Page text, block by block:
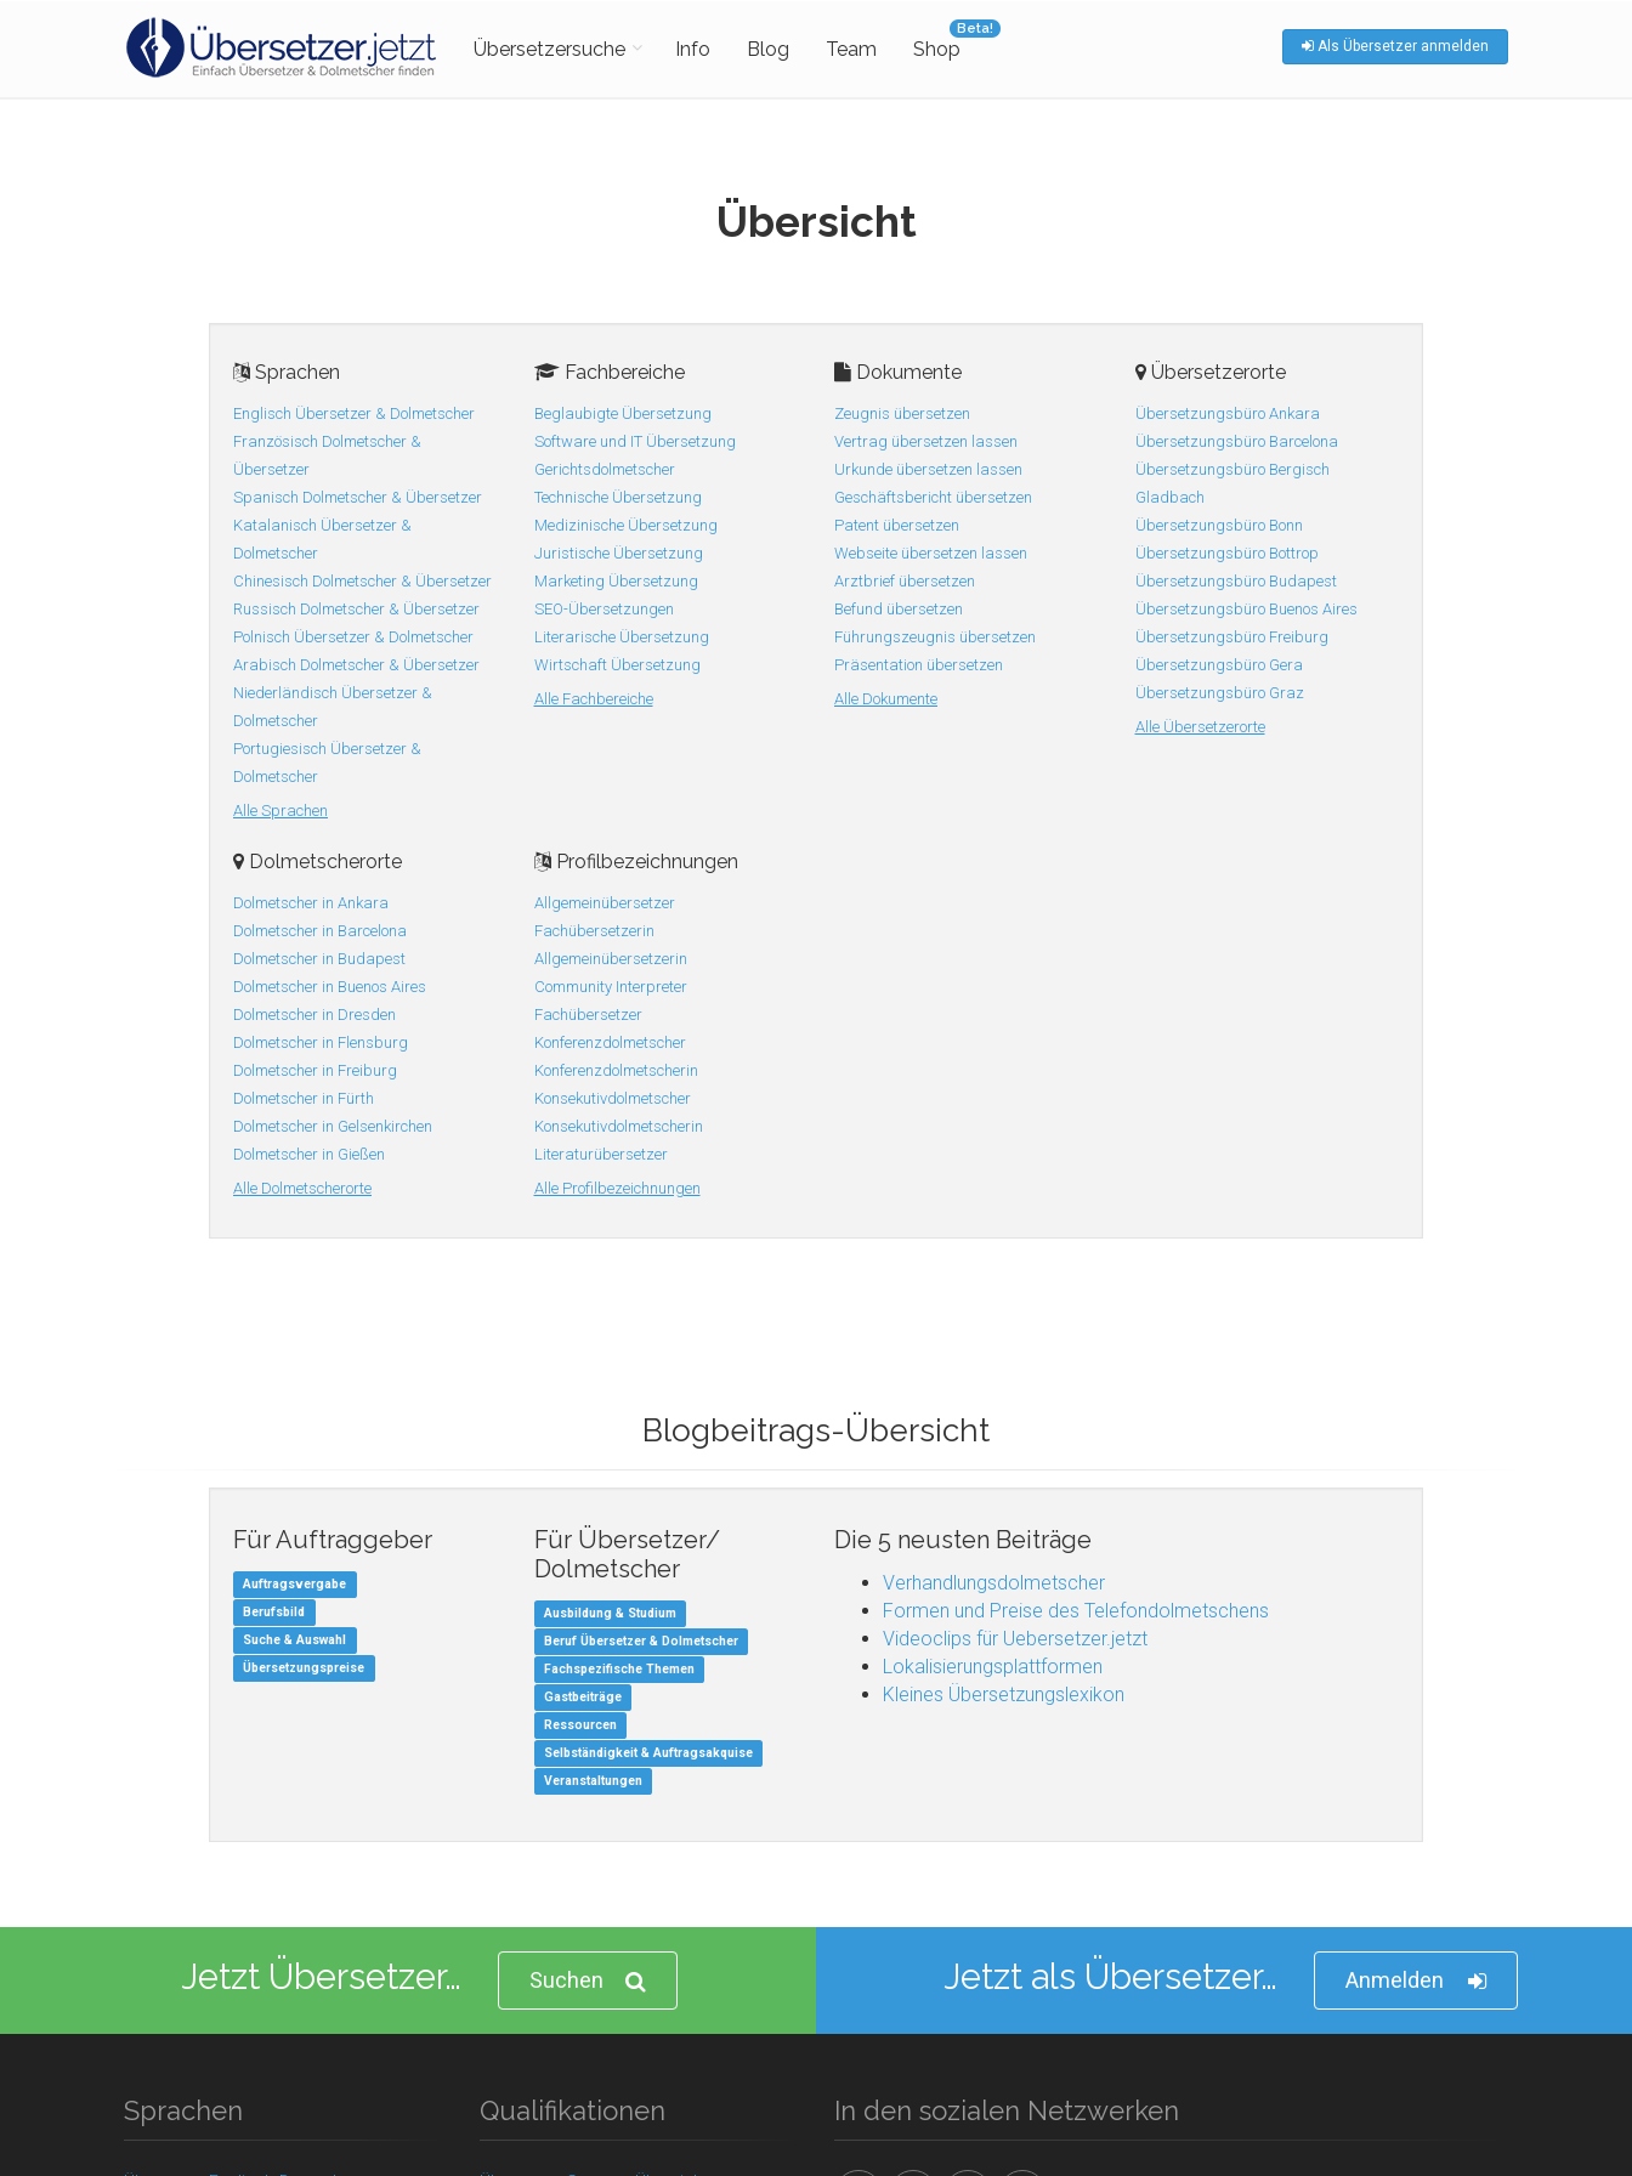
Übersetzersuche Info Blog Team Shop
Beta!
Als Übersetzer anmelden
Übersicht
Sprachen
Englisch Übersetzer & Dolmetscher
Französisch Dolmetscher &
Übersetzer
Spanisch Dolmetscher & Übersetzer
Katalanisch Übersetzer &
Dolmetscher
Chinesisch Dolmetscher & Übersetzer
Russisch Dolmetscher & Übersetzer
Polnisch Übersetzer & Dolmetscher
Arabisch Dolmetscher & Übersetzer
Niederländisch Übersetzer &
Dolmetscher
Portugiesisch Übersetzer &
Dolmetscher
Alle Sprachen
Fachbereiche
Beglaubigte Übersetzung
Software und IT Übersetzung
Gerichtsdolmetscher
Technische Übersetzung
Medizinische Übersetzung
Juristische Übersetzung
Marketing Übersetzung
SEO-Übersetzungen
Literarische Übersetzung
Wirtschaft Übersetzung
Alle Fachbereiche
Dokumente
Zeugnis übersetzen
Vertrag übersetzen lassen
Urkunde übersetzen lassen
Geschäftsbericht übersetzen
Patent übersetzen
Webseite übersetzen lassen
Arztbrief übersetzen
Befund übersetzen
Führungszeugnis übersetzen
Präsentation übersetzen
Alle Dokumente
Übersetzerorte
Übersetzungsbüro Ankara
Übersetzungsbüro Barcelona
Übersetzungsbüro Bergisch
Gladbach
Übersetzungsbüro Bonn
Übersetzungsbüro Bottrop
Übersetzungsbüro Budapest
Übersetzungsbüro Buenos Aires
Übersetzungsbüro Freiburg
Übersetzungsbüro Gera
Übersetzungsbüro Graz
Alle Übersetzerorte
Dolmetscherorte
Dolmetscher in Ankara
Dolmetscher in Barcelona
Dolmetscher in Budapest
Dolmetscher in Buenos Aires
Dolmetscher in Dresden
Dolmetscher in Flensburg
Dolmetscher in Freiburg
Dolmetscher in Fürth
Dolmetscher in Gelsenkirchen
Dolmetscher in Gießen
Alle Dolmetscherorte
Profilbezeichnungen
Allgemeinübersetzer
Fachübersetzerin
Allgemeinübersetzerin
Community Interpreter
Fachübersetzer
Konferenzdolmetscher
Konferenzdolmetscherin
Konsekutivdolmetscher
Konsekutivdolmetscherin
Literaturübersetzer
Alle Profilbezeichnungen
Blogbeitrags-Übersicht
Für Auftraggeber
Auftragsvergabe
Berufsbild
Suche & Auswahl
Übersetzungspreise
Für Übersetzer/
Dolmetscher
Ausbildung & Studium
Beruf Übersetzer & Dolmetscher
Fachspezifische Themen
Gastbeiträge
Ressourcen
Selbständigkeit & Auftragsakquise
Veranstaltungen
Die 5 neusten Beiträge
Verhandlungsdolmetscher
Formen und Preise des Telefondolmetschens
Videoclips für Uebersetzer.jetzt
Lokalisierungsplattformen
Kleines Übersetzungslexikon
Jetzt Übersetzer… Suchen Jetzt als Übersetzer… Anmelden
Sprachen Qualifikationen In den sozialen Netzwerken